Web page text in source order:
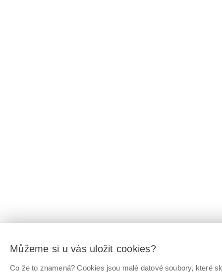
Můžeme si u vás uložit cookies?
Co že to znamená? Cookies jsou malé datové soubory, které